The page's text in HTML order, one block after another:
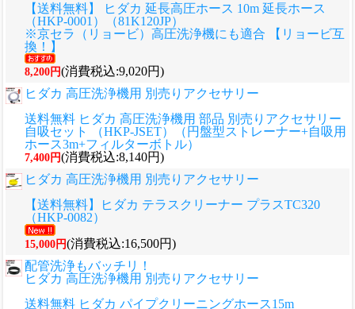
【送料無料】 ヒダカ 延長高圧ホース 10m 延長ホース
（HKP-0001）（81K120JP）
※京セラ（リョービ）高圧洗浄機にも適合 【リョービ互
換！】
8,200円(消費税込:9,020円)
ヒダカ 高圧洗浄機用 別売りアクセサリー
送料無料 ヒダカ 高圧洗浄機用 部品 別売りアクセサリー
自吸セット （HKP-JSET）（円盤型ストレーナー+自吸用
ホース3m+フィルターボトル）
7,400円(消費税込:8,140円)
ヒダカ 高圧洗浄機用 別売りアクセサリー
【送料無料】ヒダカ テラスクリーナー プラスTC320
（HKP-0082）
15,000円(消費税込:16,500円)
配管洗浄もバッチリ！
ヒダカ 高圧洗浄機用 別売りアクセサリー
送料無料 ヒダカ パイプクリーニングホース15m